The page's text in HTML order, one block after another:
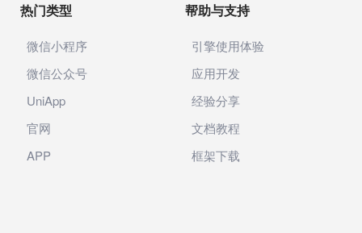
热门类型
微信小程序
微信公众号
UniApp
官网
APP
帮助与支持
引擎使用体验
应用开发
经验分享
文档教程
框架下载